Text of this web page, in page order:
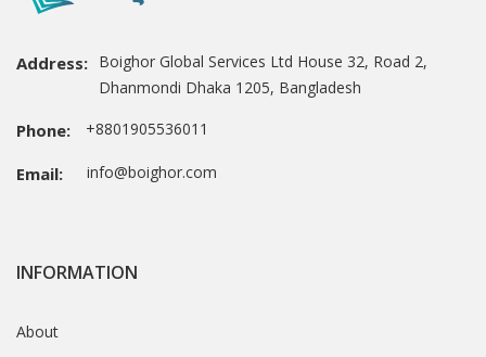
Address: Boighor Global Services Ltd House 32, Road 2,
Dhanmondi Dhaka 1205, Bangladesh
Phone: +8801905536011
Email: info@boighor.com
INFORMATION
About